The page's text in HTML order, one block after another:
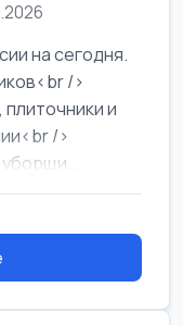
на сегодня.
/>
и
/>